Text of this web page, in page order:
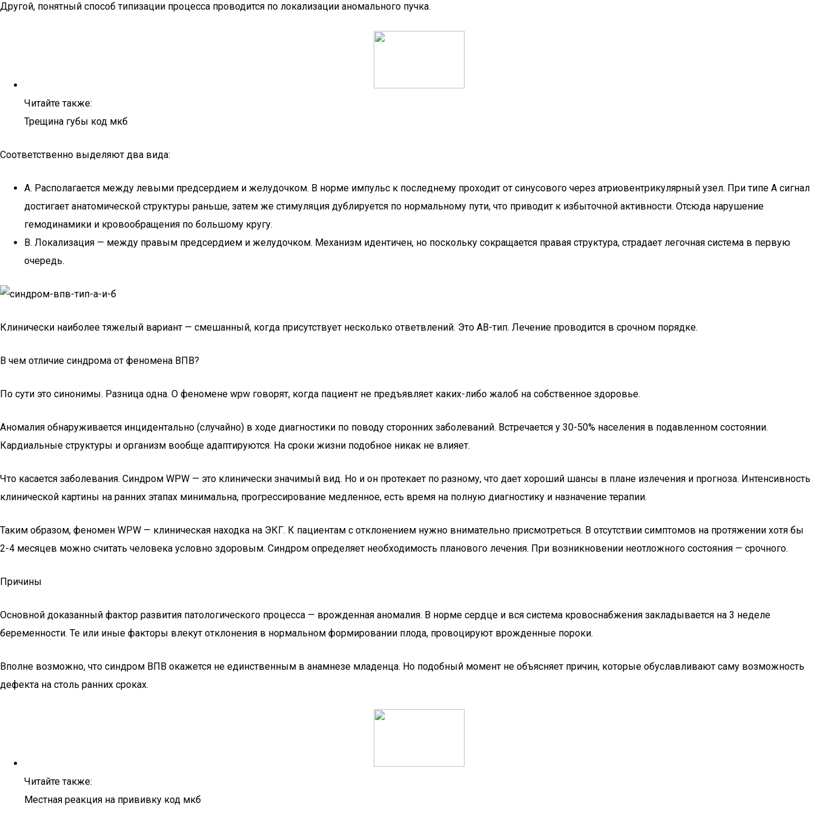
Другой, понятный способ типизации процесса проводится по локализации аномального пучка.
Читайте также:
Трещина губы код мкб
Соответственно выделяют два вида:
А. Располагается между левыми предсердием и желудочком. В норме импульс к последнему проходит от синусового через атриовентрикулярный узел. При типе А сигнал
достигает анатомической структуры раньше, затем же стимуляция дублируется по нормальному пути, что приводит к избыточной активности. Отсюда нарушение
гемодинамики и кровообращения по большому кругу.
B. Локализация — между правым предсердием и желудочком. Механизм идентичен, но поскольку сокращается правая структура, страдает легочная система в первую
очередь.
Клинически наиболее тяжелый вариант — смешанный, когда присутствует несколько ответвлений. Это AB-тип. Лечение проводится в срочном порядке.
В чем отличие синдрома от феномена ВПВ?
По сути это синонимы. Разница одна. О феномене wpw говорят, когда пациент не предъявляет каких-либо жалоб на собственное здоровье.
Аномалия обнаруживается инцидентально (случайно) в ходе диагностики по поводу сторонних заболеваний. Встречается у 30-50% населения в подавленном состоянии.
Кардиальные структуры и организм вообще адаптируются. На сроки жизни подобное никак не влияет.
Что касается заболевания. Синдром WPW — это клинически значимый вид. Но и он протекает по разному, что дает хороший шансы в плане излечения и прогноза. Интенсивность
клинической картины на ранних этапах минимальна, прогрессирование медленное, есть время на полную диагностику и назначение терапии.
Таким образом, феномен WPW — клиническая находка на ЭКГ. К пациентам с отклонением нужно внимательно присмотреться. В отсутствии симптомов на протяжении хотя бы
2-4 месяцев можно считать человека условно здоровым. Синдром определяет необходимость планового лечения. При возникновении неотложного состояния — срочного.
Причины
Основной доказанный фактор развития патологического процесса — врожденная аномалия. В норме сердце и вся система кровоснабжения закладывается на 3 неделе
беременности. Те или иные факторы влекут отклонения в нормальном формировании плода, провоцируют врожденные пороки.
Вполне возможно, что синдром ВПВ окажется не единственным в анамнезе младенца. Но подобный момент не объясняет причин, которые обуславливают саму возможность
дефекта на столь ранних сроках.
Читайте также:
Местная реакция на прививку код мкб